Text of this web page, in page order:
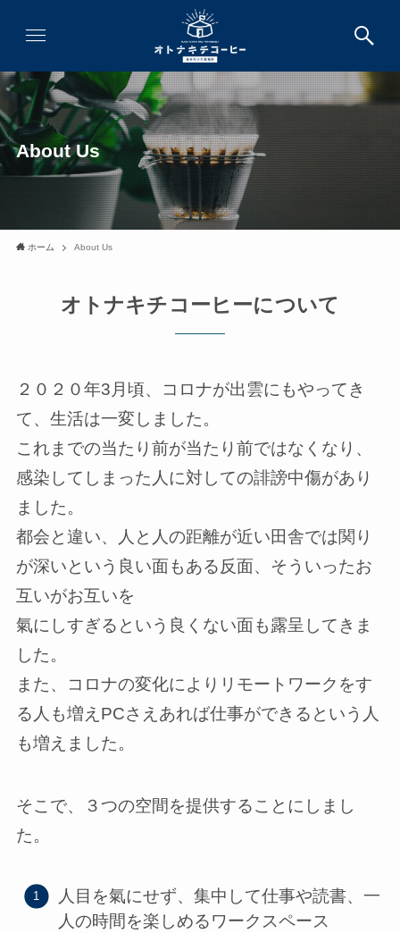
About Us
ホーム About Us
オトナキチコーヒーについて
２０２０年3月頃、コロナが出雲にもやってき
て、生活は一変しました。
これまでの当たり前が当たり前ではなくなり、
感染してしまった人に対しての誹謗中傷があり
ました。
都会と違い、人と人の距離が近い田舎では関り
が深いという良い面もある反面、そういったお
互いがお互いを
氣にしすぎるという良くない面も露呈してきま
した。
また、コロナの変化によりリモートワークをす
る人も増えPCさえあれば仕事ができるという人
も増えました。
そこで、３つの空間を提供することにしまし
た。
人目を氣にせず、集中して仕事や読書、一
人の時間を楽しめるワークスペース